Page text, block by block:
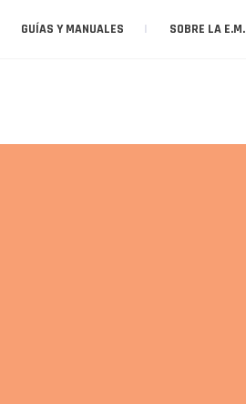
GUÍAS Y MANUALES SOBRE LA E.M.